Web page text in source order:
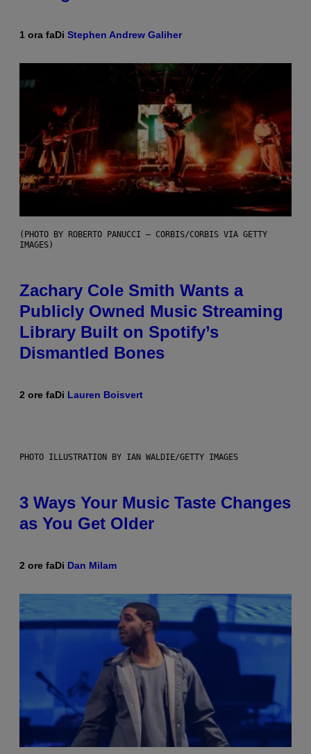
1 ora faDi Stephen Andrew Galiher
(PHOTO BY ROBERTO PANUCCI – CORBIS/CORBIS VIA GETTY
IMAGES)
Zachary Cole Smith Wants a
Publicly Owned Music Streaming
Library Built on Spotify’s
Dismantled Bones
2 ore faDi Lauren Boisvert
PHOTO ILLUSTRATION BY IAN WALDIE/GETTY IMAGES
3 Ways Your Music Taste Changes
as You Get Older
2 ore faDi Dan Milam